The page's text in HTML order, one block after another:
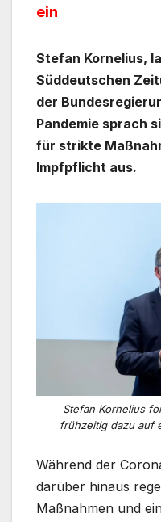
ein
Stefan Kornelius,
Süddeutschen
der
Pandemie sprach
für strikte
Impfpflicht aus.
Stefan Kornelius
frühzeitig dazu auf
Während der
darüber hinaus
Maßnahmen und